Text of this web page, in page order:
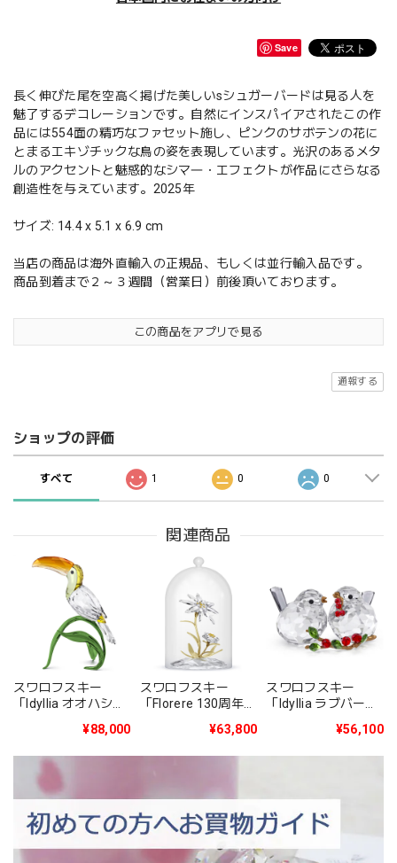
Save
長く伸びた尾を空高く掲げた美しいsシュガーバードは見る人を
魅了するデコレーションです。自然にインスパイアされたこの作
品には554面の精巧なファセット施し、ピンクのサボテンの花に
とまるエキゾチックな鳥の姿を表現しています。光沢のあるメタ
ルのアクセントと魅惑的なシマ―・エフェクトが作品にさらなる
創造性を与えています。2025年
サイズ: 14.4 x 5.1 x 6.9 cm
当店の商品は海外直輸入の正規品、もしくは並行輸入品です。
商品到着まで２～３週間（営業日）前後頂いております。
この商品をアプリで見る
通報する
ショップの評価
すべて 1 0 0
関連商品
スワロフスキー
「Idyllia オオハシ」
¥88,000
スワロフスキー
「Florere 130周年記
¥63,800
スワロフスキー
「Idyllia ラブバード
¥56,100